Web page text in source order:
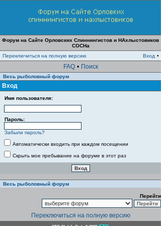
Форум на Сайте Орловских Спиннингистов и НАхлыстовиков
СОСНа
Переключиться на полную версию
Вход •
FAQ • Поиск
Весь рыболовный форум
Вход
Имя пользователя:
Пароль:
Забыли пароль?
Автоматически входить при каждом посещении
Скрыть мое пребывание на форуме в этот раз
Весь рыболовный форум
Перейти
Переключиться на полную версию